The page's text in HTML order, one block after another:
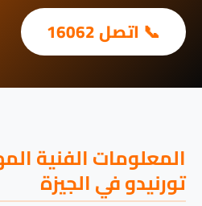
📞 اتصل 16062
المعلومات الفنية
تورنيدو في الجيزة